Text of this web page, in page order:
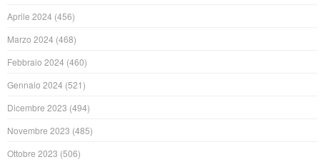
Aprile 2024 (456)
Marzo 2024 (468)
Febbraio 2024 (460)
Gennaio 2024 (521)
Dicembre 2023 (494)
Novembre 2023 (485)
Ottobre 2023 (506)